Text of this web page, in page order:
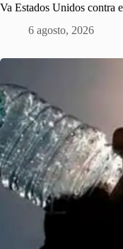
Va Estados Unidos contra
6 agosto, 2026